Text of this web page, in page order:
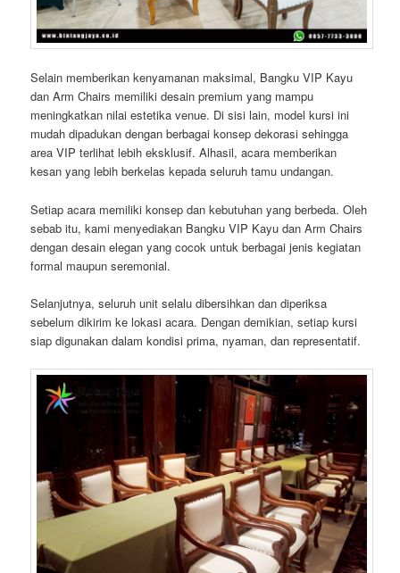
Selain memberikan kenyamanan maksimal, Bangku VIP Kayu
dan Arm Chairs memiliki desain premium yang mampu
meningkatkan nilai estetika venue. Di sisi lain, model kursi ini
mudah dipadukan dengan berbagai konsep dekorasi sehingga
area VIP terlihat lebih eksklusif. Alhasil, acara memberikan
kesan yang lebih berkelas kepada seluruh tamu undangan.
Setiap acara memiliki konsep dan kebutuhan yang berbeda. Oleh
sebab itu, kami menyediakan Bangku VIP Kayu dan Arm Chairs
dengan desain elegan yang cocok untuk berbagai jenis kegiatan
formal maupun seremonial.
Selanjutnya, seluruh unit selalu dibersihkan dan diperiksa
sebelum dikirim ke lokasi acara. Dengan demikian, setiap kursi
siap digunakan dalam kondisi prima, nyaman, dan representatif.